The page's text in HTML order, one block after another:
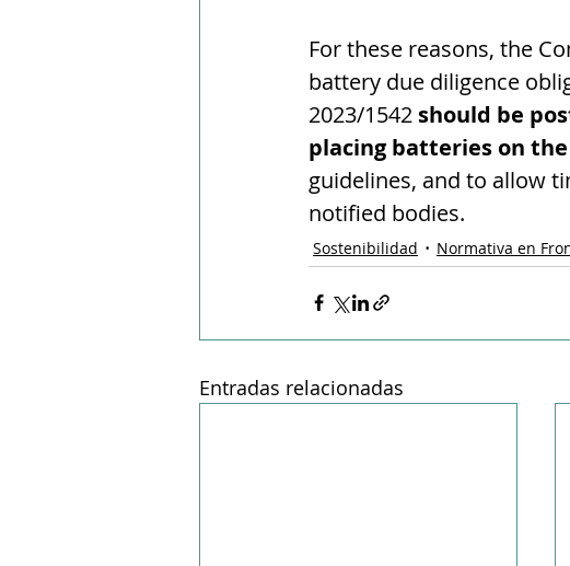
For these reasons, the
battery due diligence
2023/1542 should be
placing batteries on
guidelines, and to allow
notified bodies.
Sostenibilidad Normativa en
Entradas relacionadas